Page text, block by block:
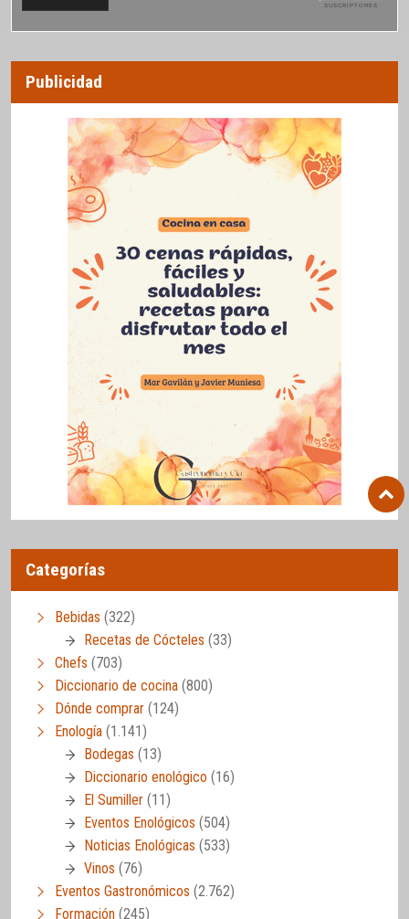
SUSCRIPTORES
Publicidad
Categorías
Bebidas (322)
Recetas de Cócteles (33)
Chefs (703)
Diccionario de cocina (800)
Dónde comprar (124)
Enología (1.141)
Bodegas (13)
Diccionario enológico (16)
El Sumiller (11)
Eventos Enológicos (504)
Noticias Enológicas (533)
Vinos (76)
Eventos Gastronómicos (2.762)
Formación (245)